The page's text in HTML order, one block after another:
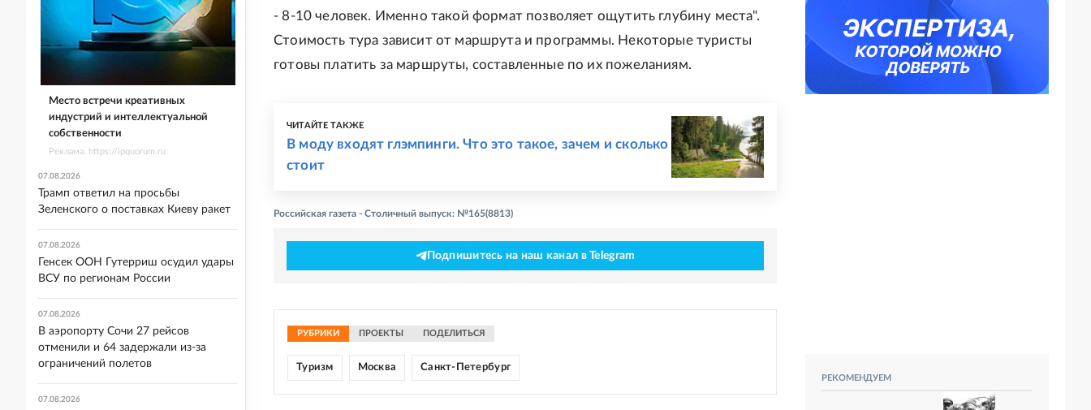
- 8-10 человек. Именно такой формат позволяет ощутить глубину места".
Стоимость тура зависит от маршрута и программы. Некоторые туристы
готовы платить за маршруты, составленные по их пожеланиям.
ЧИТАЙТЕ ТАКЖЕ
В моду входят глэмпинги. Что это такое, зачем и сколько
стоит
Российская газета - Столичный выпуск: №165(8813)
Подпишитесь на наш канал в Telegram
РУБРИКИ ПРОЕКТЫ ПОДЕЛИТЬСЯ
Туризм Москва Санкт-Петербург
РЕКОМЕНДУЕМ
Место встречи креативных
индустрий и интеллектуальной
собственности
Реклама. https://ipquorum.ru
07.08.2026
Трамп ответил на просьбы
Зеленского о поставках Киеву ракет
07.08.2026
Генсек ООН Гутерриш осудил удары
ВСУ по регионам России
07.08.2026
В аэропорту Сочи 27 рейсов
отменили и 64 задержали из-за
ограничений полетов
07.08.2026